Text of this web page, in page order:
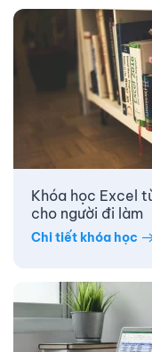
Khóa học Excel
cho người đi làm
Chi tiết khóa học